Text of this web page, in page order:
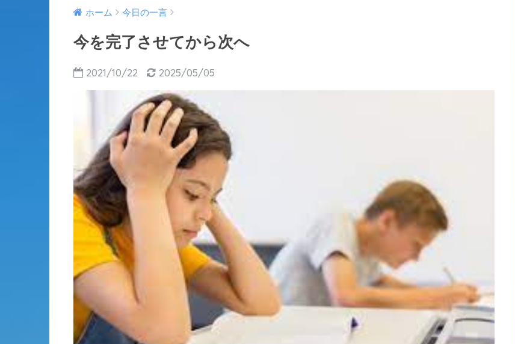
ホーム 今日の一言
今を完了させてから次へ
2021/10/22 2025/05/05